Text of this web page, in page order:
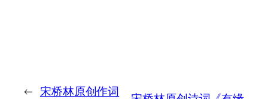
← 宋桥林原创作词